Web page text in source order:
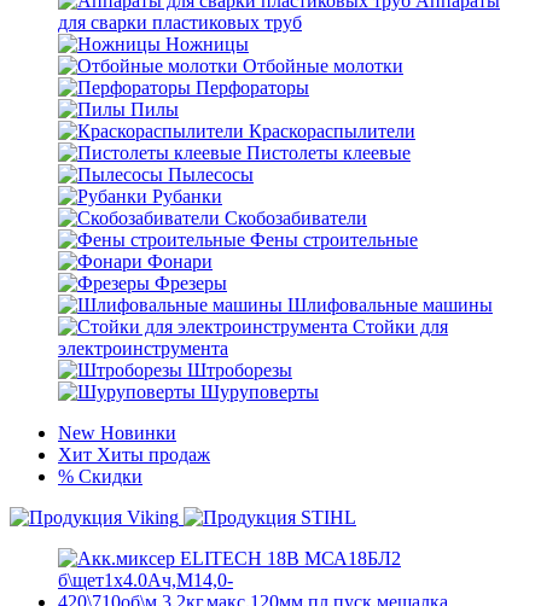
для сварки пластиковых труб
Ножницы
Отбойные молотки
Перфораторы
Пилы
Краскораспылители
Пистолеты клеевые
Пылесосы
Рубанки
Скобозабиватели
Фены строительные
Фонари
Фрезеры
Шлифовальные машины
Стойки для
электроинструмента
Штроборезы
Шуруповерты
New Новинки
Хит Хиты продаж
% Скидки